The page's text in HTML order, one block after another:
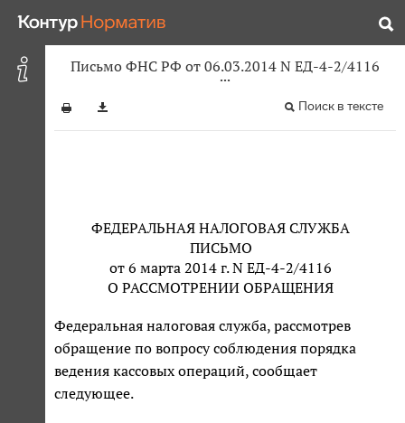
Письмо ФНС РФ от 06.03.2014 N ЕД-4-2/4116
Поиск в тексте
ФЕДЕРАЛЬНАЯ НАЛОГОВАЯ СЛУЖБА
ПИСЬМО
от 6 марта 2014 г. N ЕД-4-2/4116
О РАССМОТРЕНИИ ОБРАЩЕНИЯ
Федеральная налоговая служба, рассмотрев
обращение по вопросу соблюдения порядка
ведения кассовых операций, сообщает
следующее.